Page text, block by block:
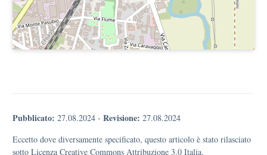
Pubblicato: 27.08.2024 - Revisione: 27.08.2024
Eccetto dove diversamente specificato, questo articolo è stato rilasciato
sotto Licenza Creative Commons Attribuzione 3.0 Italia.